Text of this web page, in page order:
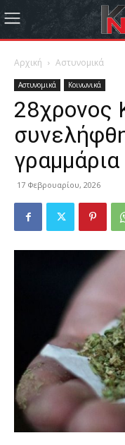
Αρχική Αστυνομικά
Αστυνομικά Κοινωνικά
28χρονος
γραμμάρια
17 Φεβρουαρίου, 2026